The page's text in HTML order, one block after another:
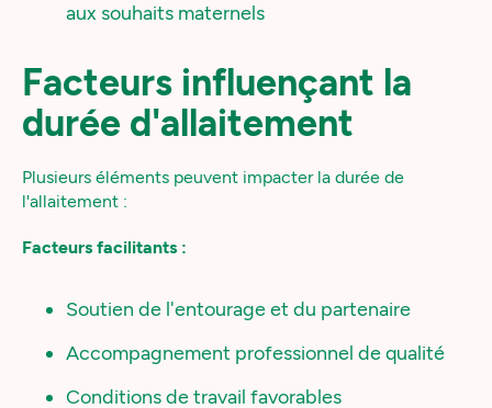
aux souhaits maternels
Facteurs influençant la
durée d'allaitement
Plusieurs éléments peuvent impacter la durée de
l'allaitement :
Facteurs facilitants :
Soutien de l'entourage et du partenaire
Accompagnement professionnel de qualité
Conditions de travail favorables